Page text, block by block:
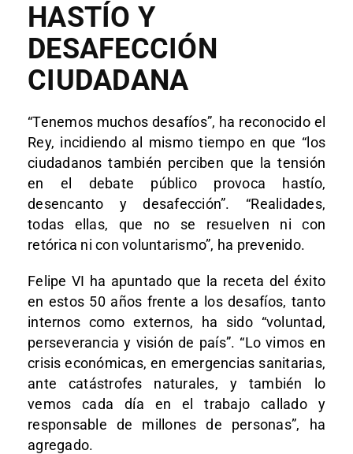
HASTÍO Y
DESAFECCIÓN
CIUDADANA
“Tenemos muchos desafíos”, ha reconocido el
Rey, incidiendo al mismo tiempo en que “los
ciudadanos también perciben que la tensión
en el debate público provoca hastío,
desencanto y desafección”. “Realidades,
todas ellas, que no se resuelven ni con
retórica ni con voluntarismo”, ha prevenido.
Felipe VI ha apuntado que la receta del éxito
en estos 50 años frente a los desafíos, tanto
internos como externos, ha sido “voluntad,
perseverancia y visión de país”. “Lo vimos en
crisis económicas, en emergencias sanitarias,
ante catástrofes naturales, y también lo
vemos cada día en el trabajo callado y
responsable de millones de personas”, ha
agregado.